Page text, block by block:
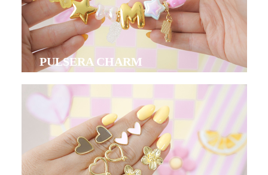
PULSERA CHARM